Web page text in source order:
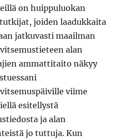
on huippuluokan
joiden laadukkaita
jatkuvasti maailman
alan
ammattitaito näkyy
viime
esitellystä
ja alan
jo tuttuja. Kun